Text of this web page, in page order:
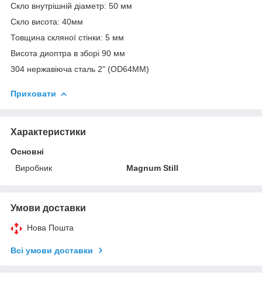
Скло внутрішній діаметр: 50 мм
Скло висота: 40мм
Товщина скляної стінки: 5 мм
Висота диоптра в зборі 90 мм
304 нержавіюча сталь 2" (OD64MM)
Приховати
Характеристики
Основні
Виробник
Magnum Still
Умови доставки
Нова Пошта
Всі умови доставки